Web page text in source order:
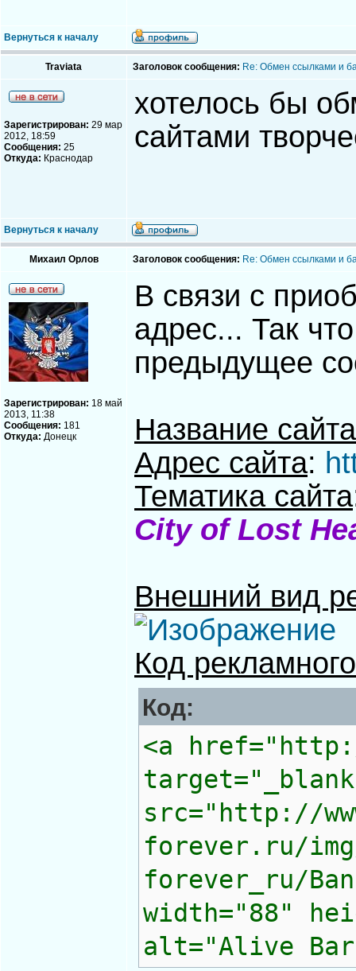
Вернуться к началу
Traviata Заголовок сообщения: Re: Обмен ссылками и
Зарегистрирован: 29 мар
2012, 18:59
Сообщения: 25
Откуда: Краснодар
хотелось бы
сайтами
Вернуться к началу
Михаил Орлов Заголовок сообщения: Re: Обмен ссылками и
Зарегистрирован: 18 май
2013, 11:38
Сообщения: 181
Откуда: Донецк
В связи с
адрес... Так
предыдущее
Название сайта
Адрес сайта:
Тематика сайта
City of Lost
Внешний вид
Код
Код:
<a
src="http://
forever.ru/
forever_ru/
width="88"
alt="Alive